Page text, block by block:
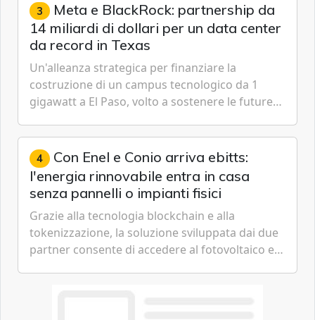
3 Meta e BlackRock: partnership da
14 miliardi di dollari per un data center
da record in Texas
Un'alleanza strategica per finanziare la
costruzione di un campus tecnologico da 1
gigawatt a El Paso, volto a sostenere le future
artificiale dell'azienda di Mark Zuckerberg.
4 Con Enel e Conio arriva ebitts:
l'energia rinnovabile entra in casa
senza pannelli o impianti fisici
Grazie alla tecnologia blockchain e alla
tokenizzazione, la soluzione sviluppata dai due
partner consente di accedere al fotovoltaico e